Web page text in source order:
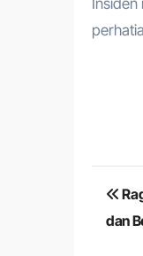
pos
dan